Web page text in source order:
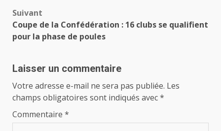
Suivant
Coupe de la Confédération : 16 clubs se qualifient
pour la phase de poules
Laisser un commentaire
Votre adresse e-mail ne sera pas publiée. Les
champs obligatoires sont indiqués avec*
Commentaire *